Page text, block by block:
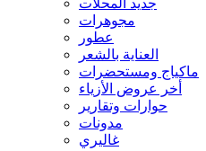
مجوهرات
عطور
العناية بالشعر
ماكياج ومستحضرات
أخر عروض الأزياء
حوارات وتقارير
مدونات
غاليري